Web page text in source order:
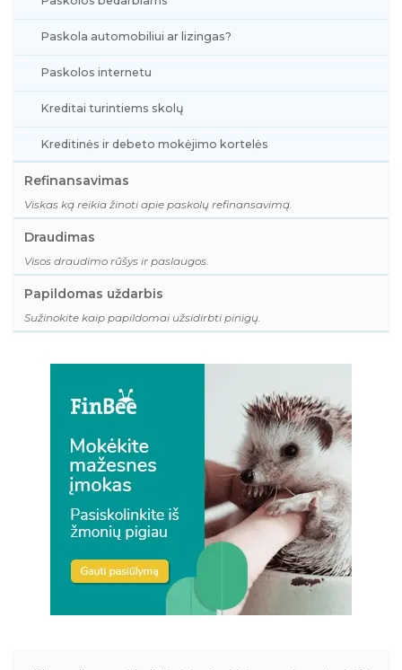
Paskola automobiliui ar lizingas?
Paskolos internetu
Kreditai turintiems skolų
Kreditinės ir debeto mokėjimo kortelės
Refinansavimas
Viskas ką reikia žinoti apie paskolų refinansavimą.
Draudimas
Visos draudimo rūšys ir paslaugos.
Papildomas uždarbis
Sužinokite kaip papildomai užsidirbti pinigų.